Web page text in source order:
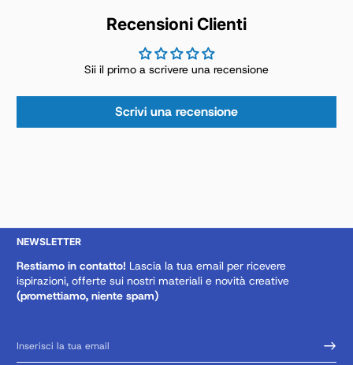
Recensioni Clienti
Sii il primo a scrivere una recensione
Scrivi una recensione
NEWSLETTER
Restiamo in contatto! Lascia la tua email per ricevere
ispirazioni, offerte sui nostri materiali e novità creative
(promettiamo, niente spam)
Inserisci la tua email